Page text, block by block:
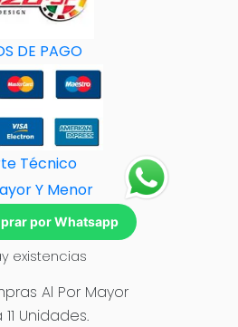
DE PAGO
Técnico
ayor Y Menor
por Whatsapp
existencias
Al Por Mayor
Unidades.